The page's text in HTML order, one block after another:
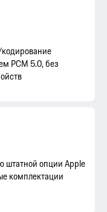
PCM 5.0, без
штатной опции Apple
комплектации